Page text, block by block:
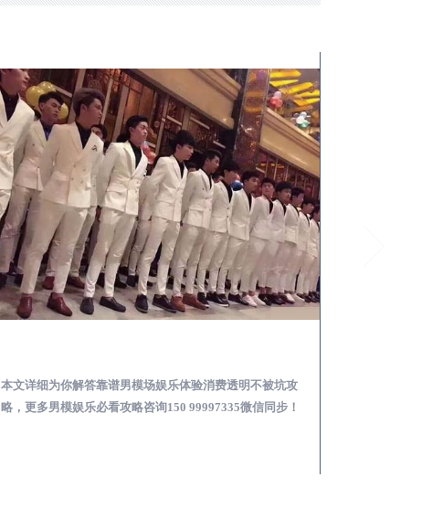
本文详细为你解答靠谱男模场娱乐体验消费透明不被坑攻
略，更多男模娱乐必看攻略咨询150 99997335微信同步！